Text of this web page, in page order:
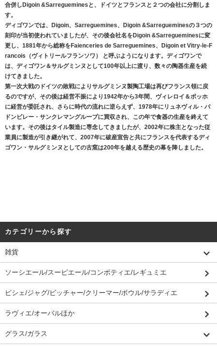
合併しDigoin &Sarregueminesと、ドイツとフランスと２つの会社に分割しま
す。
ディゴワンでは、Digoin、Sarreguemines、Digoin &Sarregueminesの３つの
刻印が当初使われていましたが、その後会社名をDigoin &Sarregueminesに変
更し、1881年から総称をFaienceries de Sarreguemines、Digoin et Vitry-le-F
rancois（ヴィトリールフランソワ） と呼ぶようになります。ディゴワンで
は、ディゴワン＆サルグミンヌとして100年以上に渡り、数々の陶器生産を続
けてきました。
第一次大戦のドイツの敗戦によりサルグミンヌ製陶工場は再びフランス領に戻
るのですが、その後は経営不振により1942年から3年間、ヴィレロイ＆ボッホ
に経営が委託され、さらに時代の流れに逆らえず、1978年にリュネヴィル・バ
ドンビレー・サンクレマングループに買収され、この年で食器の生産を終えて
います。その後はタイル製造に専念してきましたが、2002年に株主となった従
業員に製造が引き継がれて、2007年に破産宣告と共にフランスを代表するディ
ゴワン・サルグミンヌとしての古窯は200年を越える歴史の幕を降しました。
カテゴリーから探す
雑貨
ソーシエール/スーピエール/コンポティエ/レギュミエ
ピシェ/ジャグ/ピッチャー/クリーマー/ボウル/サラディエ
ラヴィエ/オーバルほか
グラス/ガラス